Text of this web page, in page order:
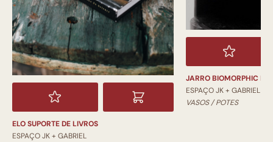
ELO SUPORTE DE LIVROS
ESPAÇO JK + GABRIEL
JARRO BIOMORPHIC
ESPAÇO JK + GABRIEL
VASOS / POTES